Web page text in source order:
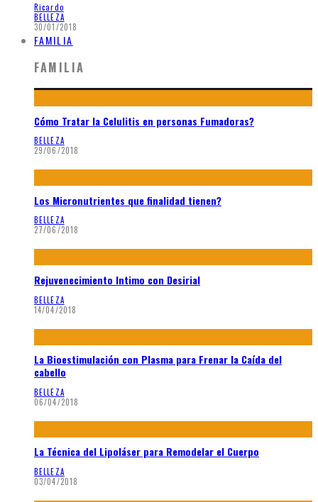
Ricardo
BELLEZA
30/01/2018
FAMILIA
FAMILIA
Cómo Tratar la Celulitis en personas Fumadoras?
BELLEZA
29/06/2018
Los Micronutrientes que finalidad tienen?
BELLEZA
27/06/2018
Rejuvenecimiento Intimo con Desirial
BELLEZA
14/04/2018
La Bioestimulación con Plasma para Frenar la Caída del
cabello
BELLEZA
06/04/2018
La Técnica del Lipoláser para Remodelar el Cuerpo
BELLEZA
03/04/2018